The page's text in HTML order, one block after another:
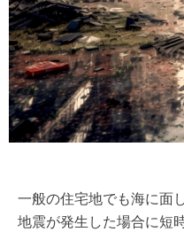
一般の住宅地でも海に面
地震が発生した場合に短